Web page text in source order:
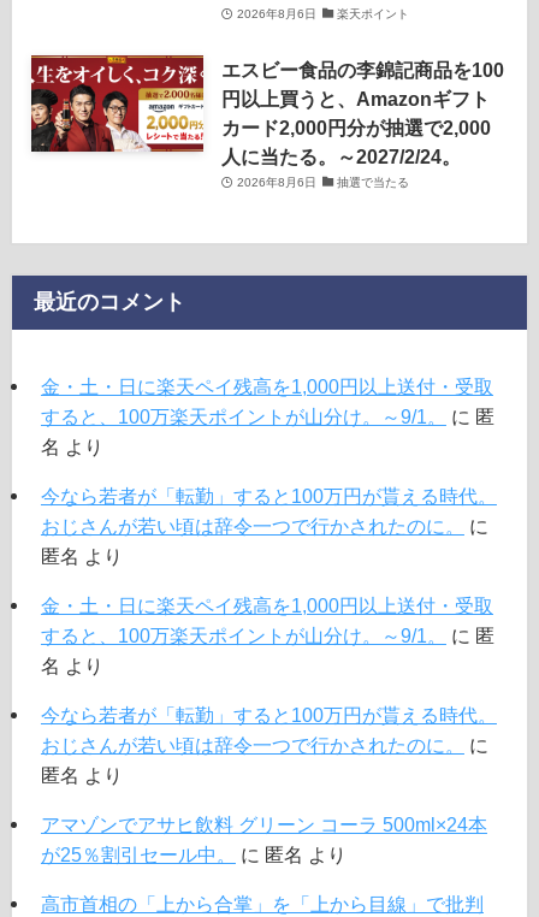
2026年8月6日 楽天ポイント
エスビー食品の李錦記商品を100
円以上買うと、Amazonギフト
カード2,000円分が抽選で2,000
人に当たる。～2027/2/24。
2026年8月6日 抽選で当たる
最近のコメント
金・土・日に楽天ペイ残高を1,000円以上送付・受取
すると、100万楽天ポイントが山分け。～9/1。
に 匿
名 より
今なら若者が「転勤」すると100万円が貰える時代。
おじさんが若い頃は辞令一つで行かされたのに。
に
匿名 より
金・土・日に楽天ペイ残高を1,000円以上送付・受取
すると、100万楽天ポイントが山分け。～9/1。
に 匿
名 より
今なら若者が「転勤」すると100万円が貰える時代。
おじさんが若い頃は辞令一つで行かされたのに。
に
匿名 より
アマゾンでアサヒ飲料 グリーン コーラ 500ml×24本
が25％割引セール中。
に 匿名 より
高市首相の「上から合掌」を「上から目線」で批判